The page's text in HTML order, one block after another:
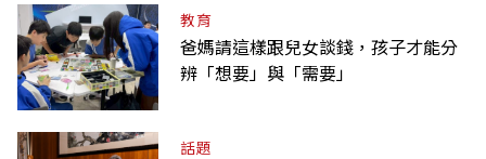
教育
爸媽請這樣跟兒女談錢，孩子才能分
辨「想要」與「需要」
話題